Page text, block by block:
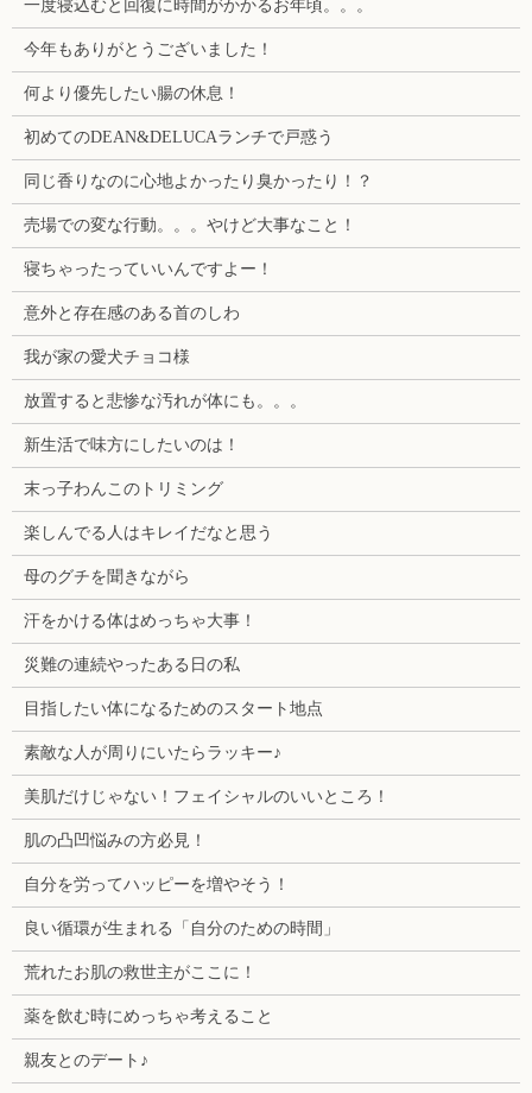
一度寝込むと回復に時間がかかるお年頃。。。
今年もありがとうございました！
何より優先したい腸の休息！
初めてのDEAN&DELUCAランチで戸惑う
同じ香りなのに心地よかったり臭かったり！？
売場での変な行動。。。やけど大事なこと！
寝ちゃったっていいんですよー！
意外と存在感のある首のしわ
我が家の愛犬チョコ様
放置すると悲惨な汚れが体にも。。。
新生活で味方にしたいのは！
末っ子わんこのトリミング
楽しんでる人はキレイだなと思う
母のグチを聞きながら
汗をかける体はめっちゃ大事！
災難の連続やったある日の私
目指したい体になるためのスタート地点
素敵な人が周りにいたらラッキー♪
美肌だけじゃない！フェイシャルのいいところ！
肌の凸凹悩みの方必見！
自分を労ってハッピーを増やそう！
良い循環が生まれる「自分のための時間」
荒れたお肌の救世主がここに！
薬を飲む時にめっちゃ考えること
親友とのデート♪